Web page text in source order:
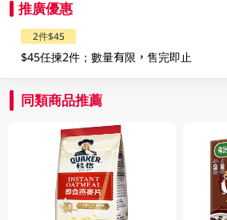
推廣優惠
2件$45
$45任揀2件；數量有限，售完即止
同類商品推薦